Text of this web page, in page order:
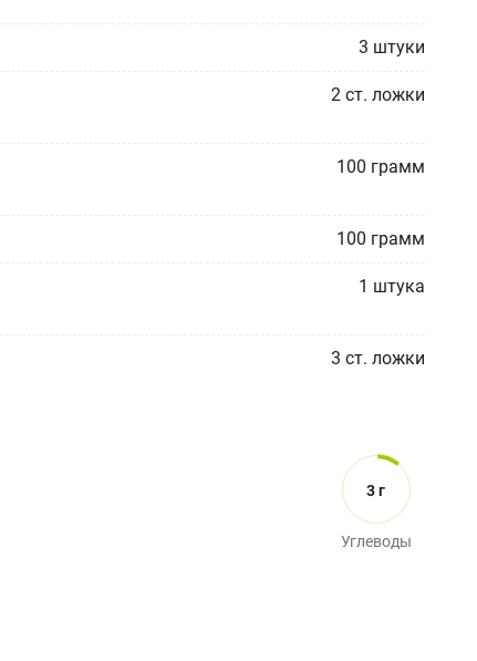
3 штуки
2 ст. ложки
100 грамм
100 грамм
1 штука
3 ст. ложки
3 г
Углеводы